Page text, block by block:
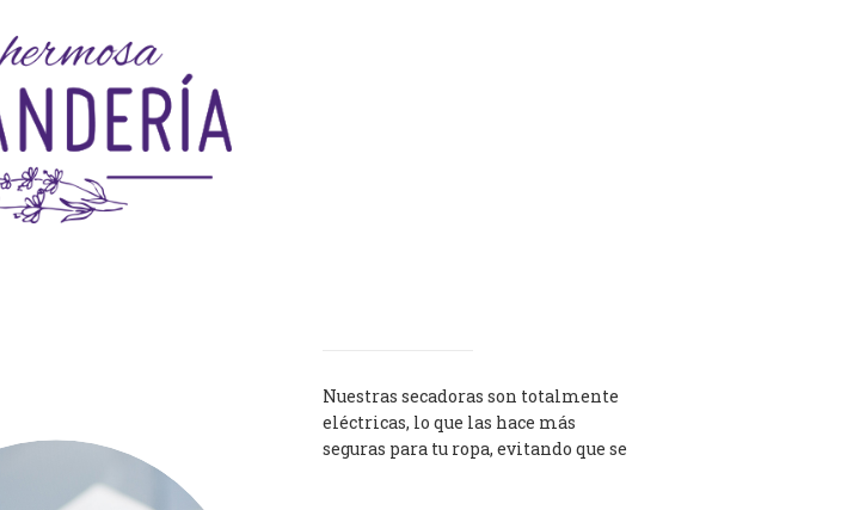
Nuestras secadoras son totalmente
eléctricas, lo que las hace más
seguras para tu ropa, evitando que se